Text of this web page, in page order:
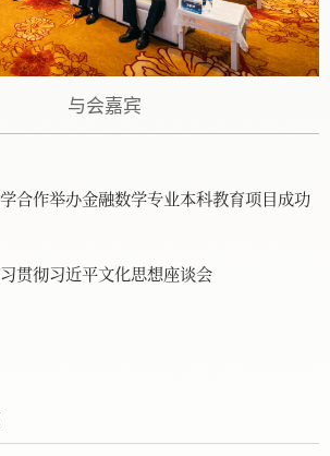
与会嘉宾
合作举办金融数学专业本科教育项目成功
贯彻习近平文化思想座谈会